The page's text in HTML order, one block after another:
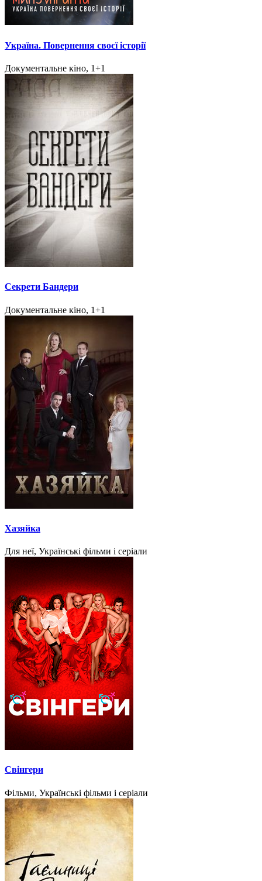
Україна. Повернення своєї історії
Документальне кіно, 1+1
Секрети Бандери
Документальне кіно, 1+1
Хазяйка
Для неї, Українські фільми і серіали
Свінгери
Фільми, Українські фільми і серіали